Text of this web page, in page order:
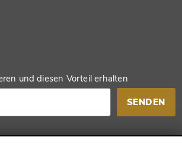
und diesen Vorteil erhalten
SENDEN
anderen Vorteil erhalten